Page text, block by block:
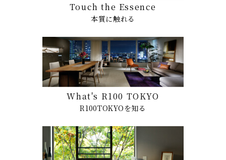
Touch the Essence
本質に触れる
What's R100 TOKYO
R100TOKYOを知る